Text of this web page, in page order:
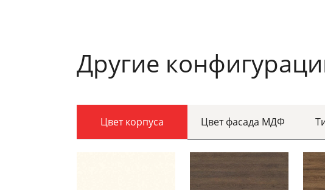
Другие
Цвет корпуса Цвет фасада МДФ